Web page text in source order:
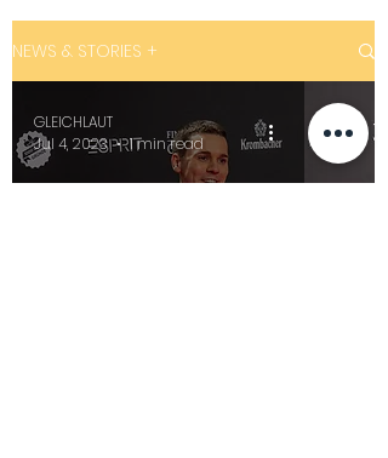
NEWS & STORIES +
GLEICHLAUT
Jul 4, 2023
1 min read